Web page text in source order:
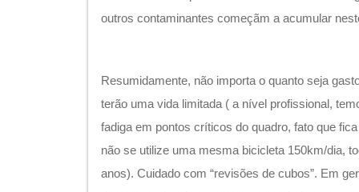
outros contaminantes começãm a acumular
Resumidamente, não importa o quanto seja
terão uma vida limitada ( a nível profissional,
fadiga em pontos críticos do quadro, fato que
não se utilize uma mesma bicicleta 150km/dia,
anos). Cuidado com “revisões de cubos”. Em